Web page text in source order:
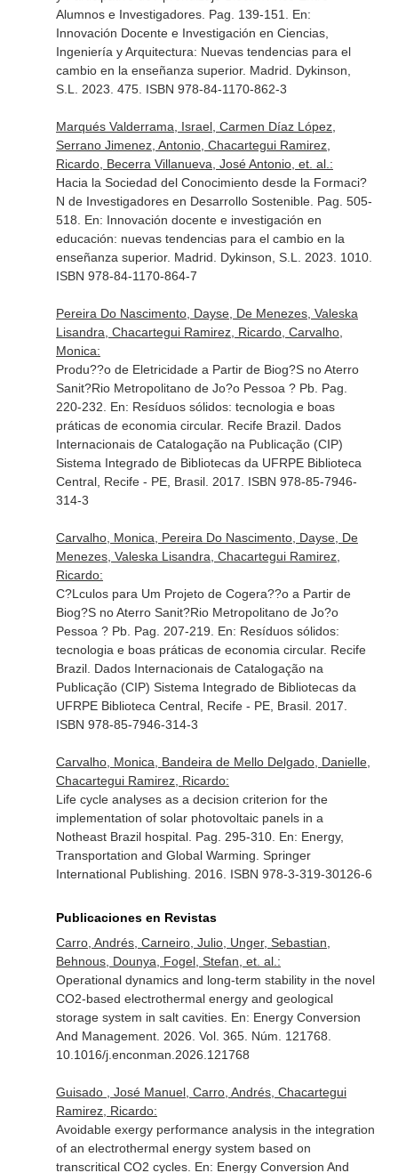
Alumnos e Investigadores. Pag. 139-151. En:
Innovación Docente e Investigación en Ciencias,
Ingeniería y Arquitectura: Nuevas tendencias para el
cambio en la enseñanza superior. Madrid. Dykinson,
S.L. 2023. 475. ISBN 978-84-1170-862-3
Marqués Valderrama, Israel, Carmen Díaz López,
Serrano Jimenez, Antonio, Chacartegui Ramirez,
Ricardo, Becerra Villanueva, José Antonio, et. al.:
Hacia la Sociedad del Conocimiento desde la Formaci?
N de Investigadores en Desarrollo Sostenible. Pag. 505-
518. En: Innovación docente e investigación en
educación: nuevas tendencias para el cambio en la
enseñanza superior. Madrid. Dykinson, S.L. 2023. 1010.
ISBN 978-84-1170-864-7
Pereira Do Nascimento, Dayse, De Menezes, Valeska
Lisandra, Chacartegui Ramirez, Ricardo, Carvalho,
Monica:
Produ??o de Eletricidade a Partir de Biog?S no Aterro
Sanit?Rio Metropolitano de Jo?o Pessoa ? Pb. Pag.
220-232. En: Resíduos sólidos: tecnologia e boas
práticas de economia circular. Recife Brazil. Dados
Internacionais de Catalogação na Publicação (CIP)
Sistema Integrado de Bibliotecas da UFRPE Biblioteca
Central, Recife - PE, Brasil. 2017. ISBN 978-85-7946-
314-3
Carvalho, Monica, Pereira Do Nascimento, Dayse, De
Menezes, Valeska Lisandra, Chacartegui Ramirez,
Ricardo:
C?Lculos para Um Projeto de Cogera??o a Partir de
Biog?S no Aterro Sanit?Rio Metropolitano de Jo?o
Pessoa ? Pb. Pag. 207-219. En: Resíduos sólidos:
tecnologia e boas práticas de economia circular. Recife
Brazil. Dados Internacionais de Catalogação na
Publicação (CIP) Sistema Integrado de Bibliotecas da
UFRPE Biblioteca Central, Recife - PE, Brasil. 2017.
ISBN 978-85-7946-314-3
Carvalho, Monica, Bandeira de Mello Delgado, Danielle,
Chacartegui Ramirez, Ricardo:
Life cycle analyses as a decision criterion for the
implementation of solar photovoltaic panels in a
Notheast Brazil hospital. Pag. 295-310. En: Energy,
Transportation and Global Warming . Springer
International Publishing. 2016. ISBN 978-3-319-30126-6
Publicaciones en Revistas
Carro, Andrés, Carneiro, Julio, Unger, Sebastian,
Behnous, Dounya, Fogel, Stefan, et. al.:
Operational dynamics and long-term stability in the novel
CO2-based electrothermal energy and geological
storage system in salt cavities. En: Energy Conversion
And Management. 2026. Vol. 365. Núm. 121768.
10.1016/j.enconman.2026.121768
Guisado , José Manuel, Carro, Andrés, Chacartegui
Ramirez, Ricardo:
Avoidable exergy performance analysis in the integration
of an electrothermal energy system based on
transcritical CO2 cycles. En: Energy Conversion And